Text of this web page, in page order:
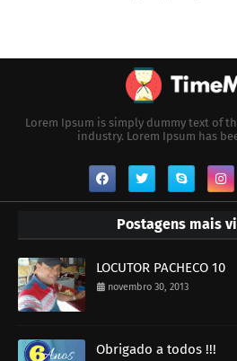
Lorem Ipsum is simply dummy text of
industry. Lorem Ipsum has
Postagens mais
LOCUTOR PACHECO 10
novembro 30, 2013
Obrigado a todos !!!